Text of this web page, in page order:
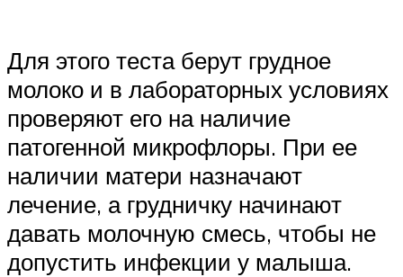
Для этого теста берут грудное
молоко и в лабораторных условиях
проверяют его на наличие
патогенной микрофлоры. При ее
наличии матери назначают
лечение, а грудничку начинают
давать молочную смесь, чтобы не
допустить инфекции у малыша.